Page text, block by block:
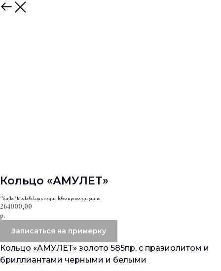
Кольцо «АМУЛЕТ»
"Yar`ko" Московская студия ювелирного дизайна
264000,00
р.
Записаться на примерку
Кольцо «АМУЛЕТ» золото 585пр, с празиолитом и
бриллиантами черными и белыми